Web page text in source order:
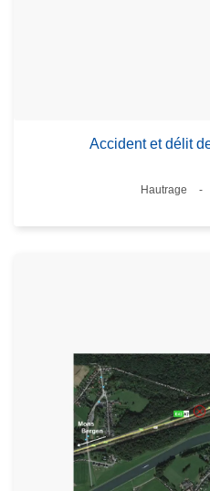
Accident et délit
Lieux
Hautrage